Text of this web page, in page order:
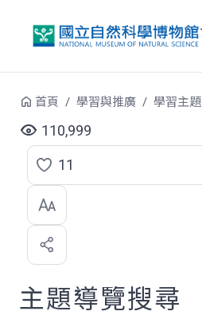
首頁 學習與推廣 學習主題
110,999
點
選
喜
歡
11
主題導覽搜尋